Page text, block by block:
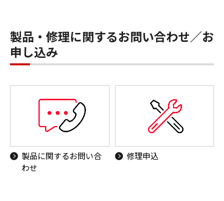
製品・修理に関するお問い合わせ／お
申し込み
製品に関するお問い合
わせ
修理申込